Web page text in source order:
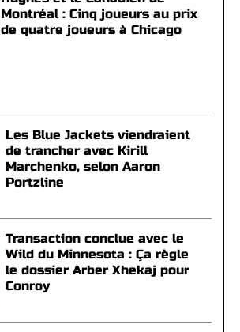
Montréal : Cinq joueurs au prix
de quatre joueurs à Chicago
Les Blue Jackets viendraient
de trancher avec Kirill
Marchenko, selon Aaron
Portzline
Transaction conclue avec le
Wild du Minnesota : Ça règle
le dossier Arber Xhekaj pour
Conroy